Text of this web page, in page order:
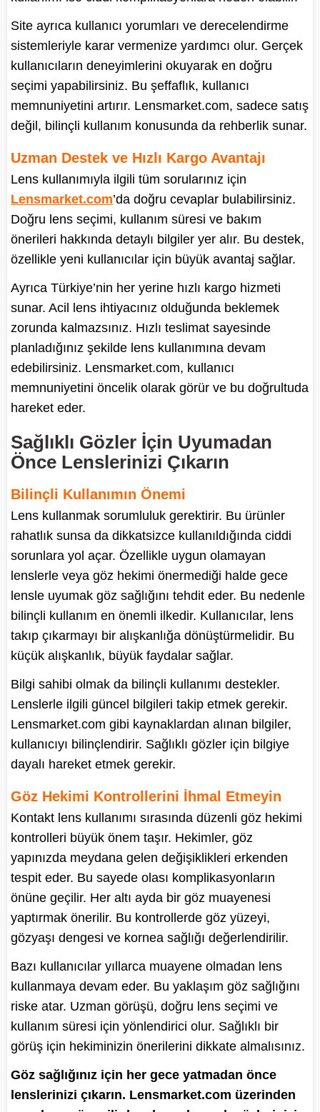
Site ayrıca kullanıcı yorumları ve derecelendirme
sistemleriyle karar vermenize yardımcı olur. Gerçek
kullanıcıların deneyimlerini okuyarak en doğru
seçimi yapabilirsiniz. Bu şeffaflık, kullanıcı
memnuniyetini artırır. Lensmarket.com, sadece satış
değil, bilinçli kullanım konusunda da rehberlik sunar.
Uzman Destek ve Hızlı Kargo Avantajı
Lens kullanımıyla ilgili tüm sorularınız için
Lensmarket.com’da doğru cevaplar bulabilirsiniz.
Doğru lens seçimi, kullanım süresi ve bakım
önerileri hakkında detaylı bilgiler yer alır. Bu destek,
özellikle yeni kullanıcılar için büyük avantaj sağlar.
Ayrıca Türkiye’nin her yerine hızlı kargo hizmeti
sunar. Acil lens ihtiyacınız olduğunda beklemek
zorunda kalmazsınız. Hızlı teslimat sayesinde
planladığınız şekilde lens kullanımına devam
edebilirsiniz. Lensmarket.com, kullanıcı
memnuniyetini öncelik olarak görür ve bu doğrultuda
hareket eder.
Sağlıklı Gözler İçin Uyumadan
Önce Lenslerinizi Çıkarın
Bilinçli Kullanımın Önemi
Lens kullanmak sorumluluk gerektirir. Bu ürünler
rahatlık sunsa da dikkatsizce kullanıldığında ciddi
sorunlara yol açar. Özellikle uygun olamayan
lenslerle veya göz hekimi önermediği halde gece
lensle uyumak göz sağlığını tehdit eder. Bu nedenle
bilinçli kullanım en önemli ilkedir. Kullanıcılar, lens
takıp çıkarmayı bir alışkanlığa dönüştürmelidir. Bu
küçük alışkanlık, büyük faydalar sağlar.
Bilgi sahibi olmak da bilinçli kullanımı destekler.
Lenslerle ilgili güncel bilgileri takip etmek gerekir.
Lensmarket.com gibi kaynaklardan alınan bilgiler,
kullanıcıyı bilinçlendirir. Sağlıklı gözler için bilgiye
dayalı hareket etmek gerekir.
Göz Hekimi Kontrollerini İhmal Etmeyin
Kontakt lens kullanımı sırasında düzenli göz hekimi
kontrolleri büyük önem taşır. Hekimler, göz
yapınızda meydana gelen değişiklikleri erkenden
tespit eder. Bu sayede olası komplikasyonların
önüne geçilir. Her altı ayda bir göz muayenesi
yaptırmak önerilir. Bu kontrollerde göz yüzeyi,
gözyaşı dengesi ve kornea sağlığı değerlendirilir.
Bazı kullanıcılar yıllarca muayene olmadan lens
kullanmaya devam eder. Bu yaklaşım göz sağlığını
riske atar. Uzman görüşü, doğru lens seçimi ve
kullanım süresi için yönlendirici olur. Sağlıklı bir
görüş için hekiminizin önerilerini dikkate almalısınız.
Göz sağlığınız için her gece yatmadan önce
lenslerinizi çıkarın. Lensmarket.com üzerinden